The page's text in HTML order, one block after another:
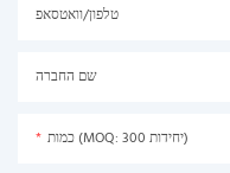
טלפון/וואטסאפ
שם החברה
כמות (MOQ: 300 יחידות)